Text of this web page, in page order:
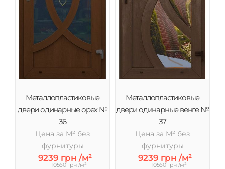
Металлопластиковые
двери одинарные орех №
36
Цена за М² без
фурнитуры
9239 грн /м²
10560 грн /м²
Металлопластиковые
двери одинарные венге №
37
Цена за М² без
фурнитуры
9239 грн /м²
10560 грн /м²